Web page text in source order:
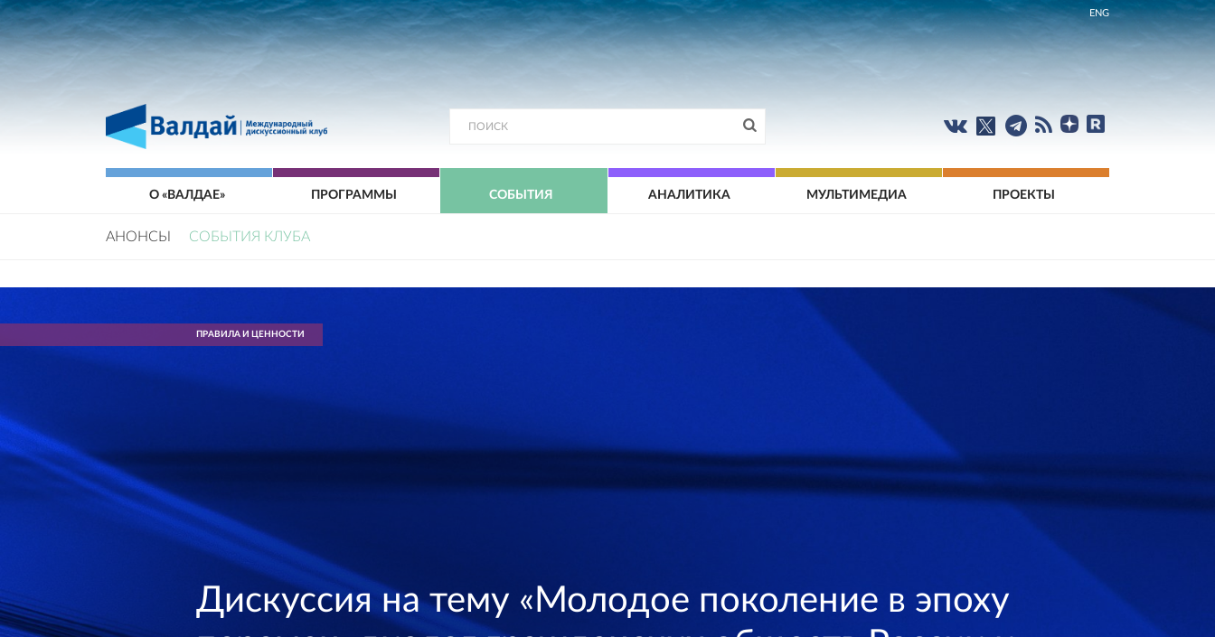
ENG
О «ВАЛДАЕ» ПРОГРАММЫ СОБЫТИЯ АНАЛИТИКА МУЛЬТИМЕДИА ПРОЕКТЫ
АНОНСЫ СОБЫТИЯ КЛУБА
ПРАВИЛА И ЦЕННОСТИ
Дискуссия на тему «Молодое поколение в эпоху